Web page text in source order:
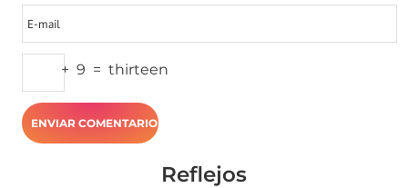
+ 9 = thirteen
Reflejos